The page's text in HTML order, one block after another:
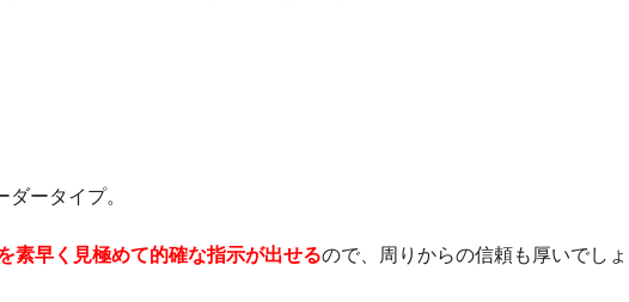
ータイプ。
素早く見極めて的確な指示が出せるので、周りからの信頼も厚いでしょ